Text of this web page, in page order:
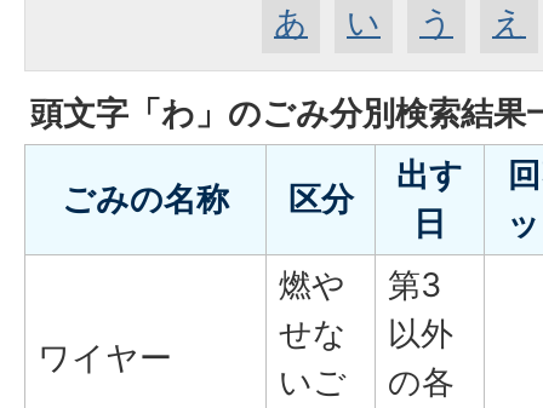
あ い う え
頭文字「わ 」のごみ分別検索結果
ごみの名称 区分
出す
日
ワイヤー
燃や
せな
いご
第3
以外
の各